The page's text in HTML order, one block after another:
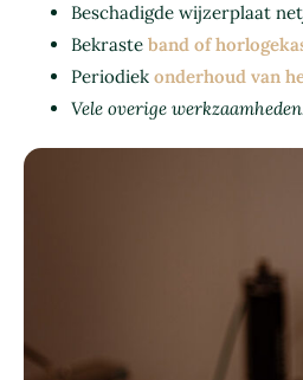
Beschadigde wijzerplaat
Bekraste band of
Periodiek onderhoud van
Vele overige